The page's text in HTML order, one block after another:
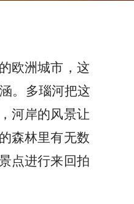
欧洲城市，这
。多瑙河把这
河岸的风景让
森林里有无数
点进行来回拍